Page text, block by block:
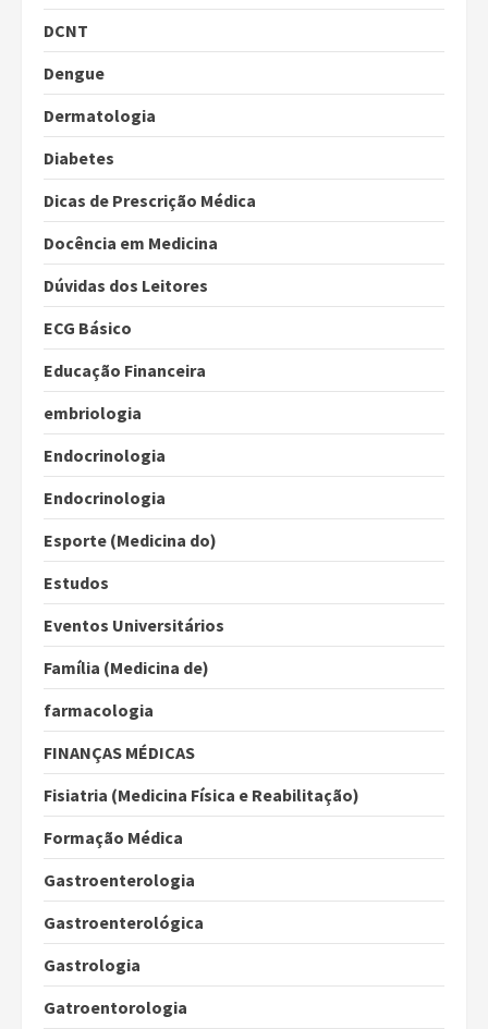
DCNT
Dengue
Dermatologia
Diabetes
Dicas de Prescrição Médica
Docência em Medicina
Dúvidas dos Leitores
ECG Básico
Educação Financeira
embriologia
Endocrinologia
Endocrinologia
Esporte (Medicina do)
Estudos
Eventos Universitários
Família (Medicina de)
farmacologia
FINANÇAS MÉDICAS
Fisiatria (Medicina Física e Reabilitação)
Formação Médica
Gastroenterologia
Gastroenterológica
Gastrologia
Gatroentorologia